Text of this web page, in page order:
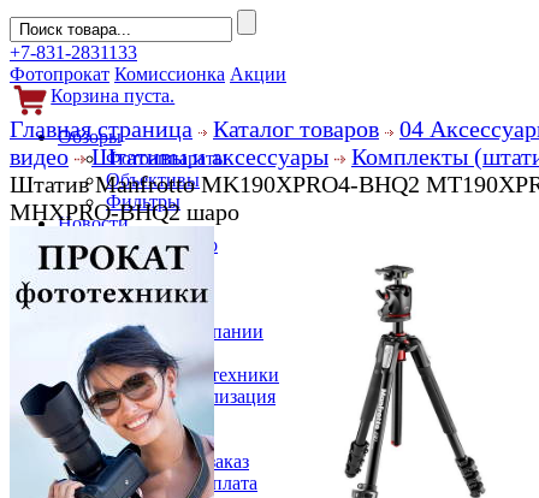
+7-831-2831133
Фотопрокат Комиссионка Акции
Корзина пуста.
Обзоры
Фотоаппараты
Объективы
Фильтры
Новости
Фото и видео
Гаджеты
Аксессуары
Слухи
Новости компании
Услуги
Прокат фототехники
Выкуп и реализация
Покупателям
Акции
Как сделать заказ
Доставка и оплата
Главная страница Каталог товаров
04
видео
Штативы и аксессуары
Комплекты
Штатив Manfrotto MK190XPRO4-BHQ2
MHXPRO-BHQ2 шаро